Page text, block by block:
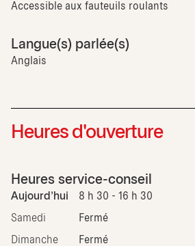
Accessible aux fauteuils roulants
Langue(s) parlée(s)
Anglais
Heures d'ouverture
Heures service-conseil
Aujourd'hui 8 h 30 - 16 h 30
Samedi Fermé
Dimanche Fermé